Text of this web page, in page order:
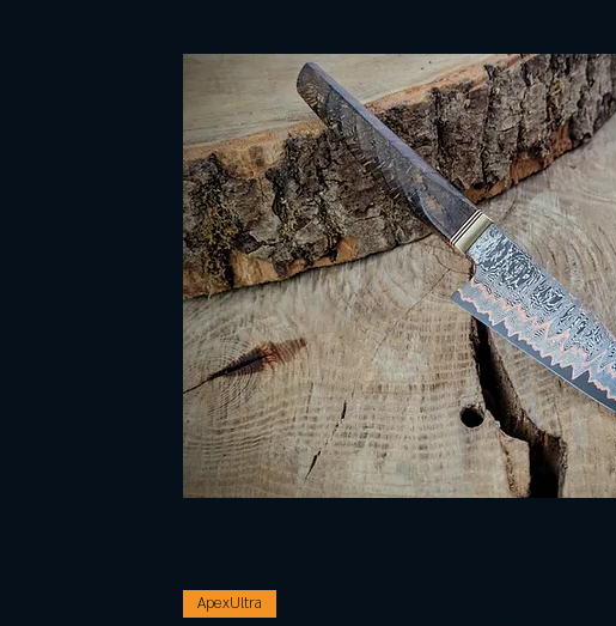
ApexUltra